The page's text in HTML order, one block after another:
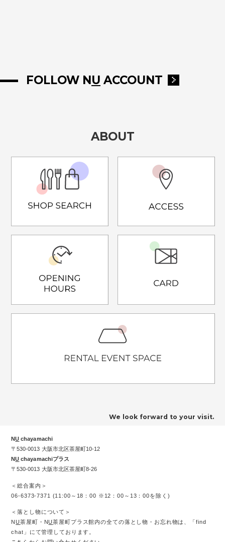
FOLLOW NU ACCOUNT
ABOUT
We look forward to your visit.
NU chayamachi
〒530-0013 大阪市北区茶屋町10-12
NU chayamachiプラス
〒530-0013 大阪市北区茶屋町8-26
＜総合案内＞
06-6373-7371 (11:00～18：00 ※12：00～13：00を除く)
＜落とし物について＞
NU茶屋町・NU茶屋町プラス館内の全ての落とし物・お忘れ物は、「find
chat」にて管理しております。